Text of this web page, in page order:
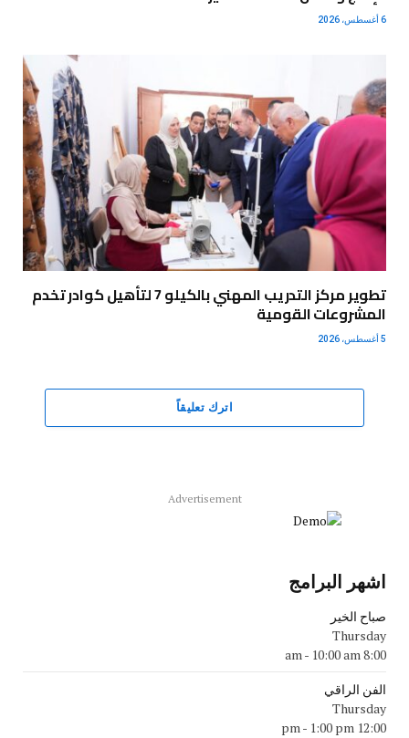
6 أغسطس، 2026
تطوير مركز التدريب المهني بالكيلو 7 لتأهيل كوادر تخدم
المشروعات القومية
5 أغسطس، 2026
اترك تعليقاً
Advertisement
اشهر البرامج
صباح الخير
Thursday
8:00 am
- 10:00 am
الفن الراقي
Thursday
12:00 pm
- 1:00 pm